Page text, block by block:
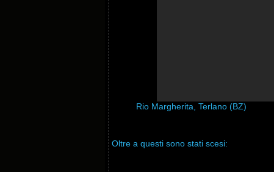
Rio Margherita, Terlano (BZ)
Oltre a questi sono stati scesi: